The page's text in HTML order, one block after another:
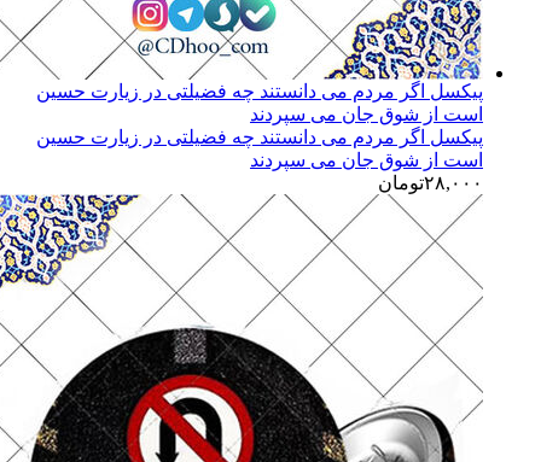
پیکسل اگر مردم می دانستند چه فضیلتی در زیارت حسین
است از شوق جان می سپردند
پیکسل اگر مردم می دانستند چه فضیلتی در زیارت حسین
است از شوق جان می سپردند
۲۸,۰۰۰تومان